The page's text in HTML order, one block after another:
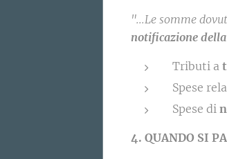
"...Le somme
notificazione
Tributi a
Spese
Spese di
4. QUANDO SI